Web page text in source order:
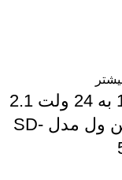
مبدل12 به 24 ولت 2.1
آمپر مین ول مدل SD-